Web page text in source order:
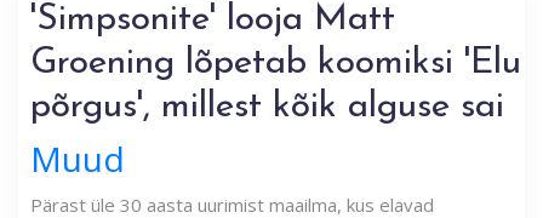
'Simpsonite' looja Matt
Groening lõpetab koomiksi 'Elu
põrgus', millest kõik alguse sai
Muud
Pärast üle 30 aasta uurimist maailma, kus elavad